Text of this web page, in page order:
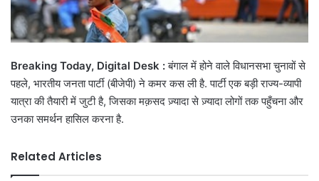
Breaking Today, Digital Desk :बंगाल में होने वाले विधानसभा चुनावों से
पहले, भारतीय जनता पार्टी (बीजेपी) ने कमर कस ली है. पार्टी एक बड़ी राज्य-व्यापी
यात्रा की तैयारी में जुटी है, जिसका मक़सद ज़्यादा से ज़्यादा लोगों तक पहुँचना और
उनका समर्थन हासिल करना है.
Related Articles